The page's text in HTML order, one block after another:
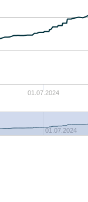
01.07.2024
01.07.2024